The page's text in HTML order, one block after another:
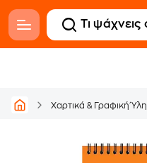
Χαρτικά & Γραφική Ύλη